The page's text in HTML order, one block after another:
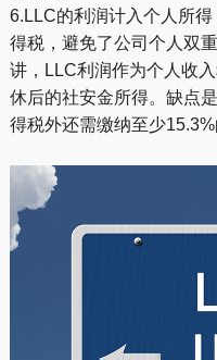
6.LLC的利润计入个人所
得税，避免了公司个人双
讲，LLC利润作为个人收
休后的社安金所得。缺点
得税外还需缴纳至少15.3%